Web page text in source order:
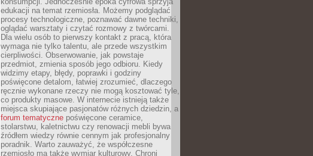
edukacji na temat rzemiosła. Możemy podglądać
procesy technologiczne, poznawać dawne techniki,
oglądać warsztaty i czytać rozmowy z twórcami.
Dla wielu osób to pierwszy kontakt z pracą, która
wymaga nie tylko talentu, ale przede wszystkim
cierpliwości. Obserwowanie, jak powstaje
przedmiot, zmienia sposób jego odbioru. Kiedy
widzimy etapy, błędy, poprawki i godziny
poświęcone detalom, łatwiej zrozumieć, dlaczego
ręcznie wykonane rzeczy nie mogą kosztować tyle,
co produkty masowe. W internecie istnieją także
miejsca skupiające pasjonatów różnych dziedzin, a
forum tematyczne poświęcone ceramice,
stolarstwu, kaletnictwu czy renowacji mebli bywa
źródłem wiedzy równie cennym jak profesjonalny
poradnik. Warto zauważyć, że współczesne
rzemiosło ma także wymiar kulturowy. Chroni